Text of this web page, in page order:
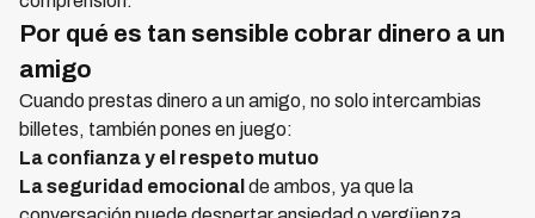
Por qué es tan sensible cobrar dinero a un
amigo
Cuando prestas dinero a un amigo, no solo intercambias
billetes, también pones en juego:
La confianza y el respeto mutuo
La seguridad emocional de ambos, ya que la